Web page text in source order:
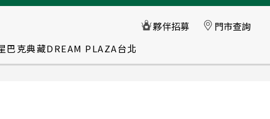
巴克典藏DREAM PLAZA台北